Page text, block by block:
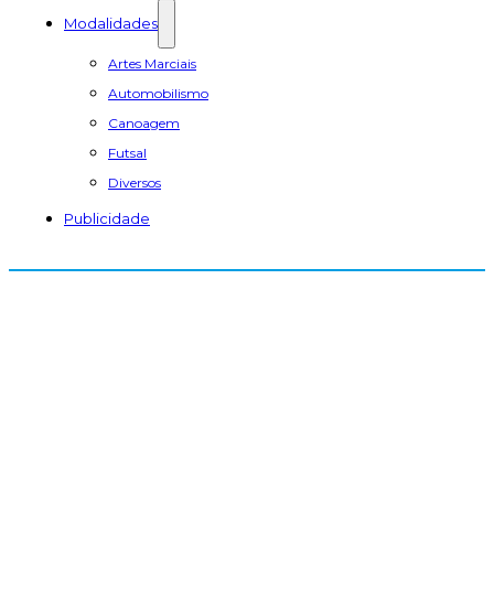
Modalidades
Artes Marciais
Automobilismo
Canoagem
Futsal
Diversos
Publicidade